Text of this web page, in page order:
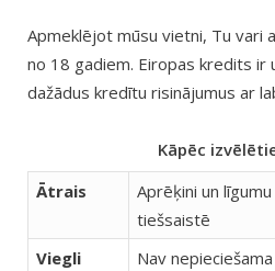
Apmeklējot mūsu vietni, Tu vari
no 18 gadiem. Eiropas kredits ir
dažādus kredītu risinājumus ar
Kāpēc
Ātrais
Aprēķini un
tiešsaistē
Viegli
Nav